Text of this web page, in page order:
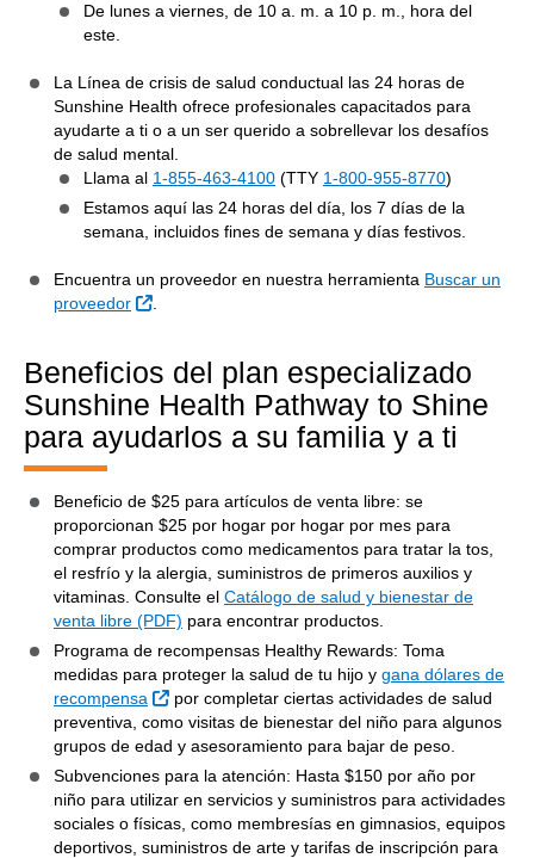
De lunes a viernes, de 10 a. m. a 10 p. m., hora del
este.
La Línea de crisis de salud conductual las 24 horas de
Sunshine Health ofrece profesionales capacitados para
ayudarte a ti o a un ser querido a sobrellevar los desafíos
de salud mental.
Llama al 1-855-463-4100 (TTY 1-800-955-8770)
Estamos aquí las 24 horas del día, los 7 días de la
semana, incluidos fines de semana y días festivos.
Encuentra un proveedor en nuestra herramienta Buscar un
proveedor
Sitio Externo
Beneficios del plan especializado
Sunshine Health Pathway to Shine
para ayudarlos a su familia y a ti
Beneficio de $25 para artículos de venta libre: se
proporcionan $25 por hogar por hogar por mes para
comprar productos como medicamentos para tratar la tos,
el resfrío y la alergia, suministros de primeros auxilios y
vitaminas. Consulte el Catálogo de salud y bienestar de
venta libre (PDF) para encontrar productos.
Programa de recompensas Healthy Rewards: Toma
medidas para proteger la salud de tu hijo y gana dólares de
recompensa
Sitio Externo
por completar ciertas actividades de salud
preventiva, como visitas de bienestar del niño para algunos
grupos de edad y asesoramiento para bajar de peso.
Subvenciones para la atención: Hasta $150 por año por
niño para utilizar en servicios y suministros para actividades
sociales o físicas, como membresías en gimnasios, equipos
deportivos, suministros de arte y tarifas de inscripción para